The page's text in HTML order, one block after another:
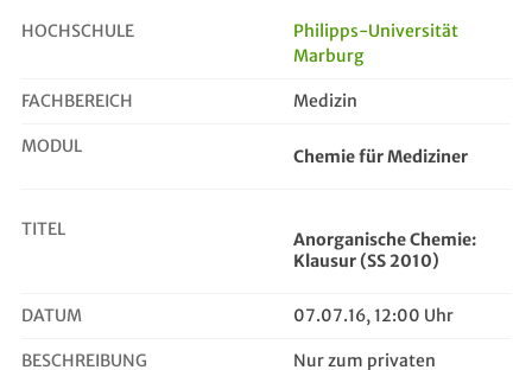
Anorganische Chemie: Klausur (SS 2...
HOCHSCHULE
Philipps-Universität
Marburg
FACHBEREICH Medizin
MODUL Chemie für Mediziner
TITEL
Anorganische Chemie:
Klausur (SS 2010)
DATUM 07.07.16, 12:00 Uhr
BESCHREIBUNG
Nur zum privaten